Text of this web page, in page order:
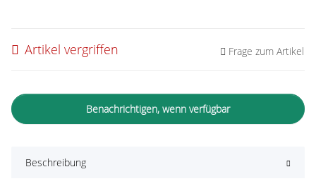
Artikel vergriffen Frage zum Artikel
Benachrichtigen, wenn verfügbar
Beschreibung